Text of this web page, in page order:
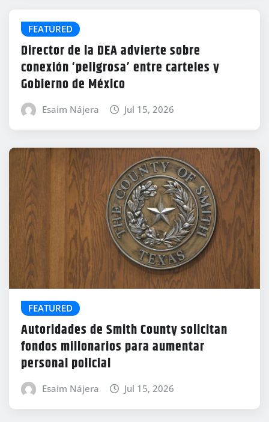
FEATURED
Director de la DEA advierte sobre
conexión ‘peligrosa’ entre carteles y
Gobierno de México
Esaim Nájera Jul 15, 2026
FEATURED
Autoridades de Smith County solicitan
fondos millonarios para aumentar
personal policial
Esaim Nájera Jul 15, 2026